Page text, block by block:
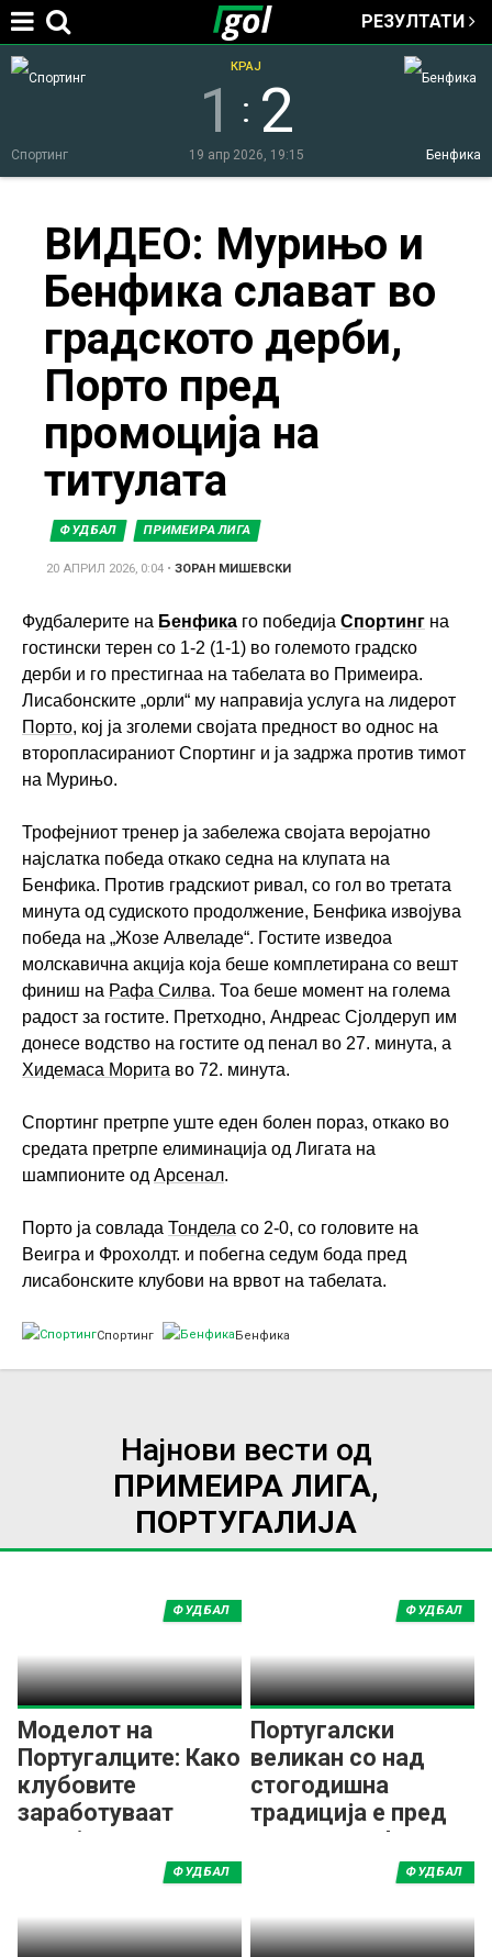
Jump to navigation
РЕЗУЛТАТИ
Спортинг Бенфика
1 : 2
КРАЈ
19 апр 2026, 19:15
here
ВИДЕО: Мурињо и
Бенфика слават во
градското дерби,
Порто пред
промоција на
титулата
ФУДБАЛ ПРИМЕИРА ЛИГА
20 АПРИЛ 2026, 0:04 •ЗОРАН МИШЕВСКИ
Фудбалерите на Бенфика го победија Спортинг на
гостински терен со 1-2 (1-1) во големото градско
дерби и го престигнаа на табелата во Примеира.
Лисабонските „орли“ му направија услуга на лидерот
Порто, кој ја зголеми својата предност во однос на
второпласираниот Спортинг и ја задржа против тимот
на Мурињо.
Трофејниот тренер ја забележа својата веројатно
најслатка победа откако седна на клупата на
Бенфика. Против градскиот ривал, со гол во третата
минута од судиското продолжение, Бенфика извојува
победа на „Жозе Алвеладе“. Гостите изведоа
молскавична акција која беше комплетирана со вешт
финиш на Рафа Силва. Тоа беше момент на голема
радост за гостите. Претходно, Андреас Сјолдеруп им
донесе водство на гостите од пенал во 27. минута, а
Хидемаса Морита во 72. минута.
Спортинг претрпе уште еден болен пораз, откако во
средата претрпе елиминација од Лигата на
шампионите од Арсенал.
Порто ја совлада Тондела со 2-0, со головите на
Веигра и Фрохолдт. и побегна седум бода пред
лисабонските клубови на врвот на табелата.
Спортинг Бенфика
Најнови вести од
ПРИМЕИРА ЛИГА,
ПОРТУГАЛИЈА
Моделот на
Португалците: Како
клубовите
заработуваат
милијарди од
ФУДБАЛ
Португалски
великан со над
стогодишна
традиција е пред
згаснување!
ФУДБАЛ
ФУДБАЛ ФУДБАЛ